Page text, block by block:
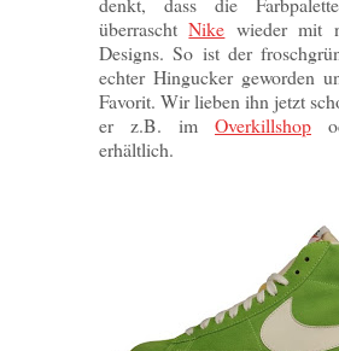
überraschtNike wieder mit
Designs. So ist der
echter Hingucker geworden
Favorit. Wir lieben ihn jetzt
er z.B. im Overkillshop
erhältlich.